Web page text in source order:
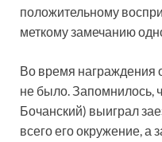
положительному
меткому замечанию
Во время награждения
не было. Запомнилось,
Бочанский) выиграл
всего его окружение, а